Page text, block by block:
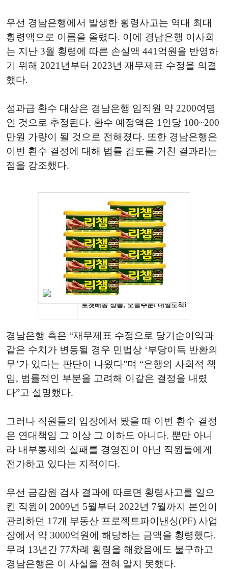
우선 경남은행에서 발생한 횡령사고는 역대 최대
횡령액으로 이름을 올렸다. 이에 경남은행 이사회
는 지난 3월 횡령에 따른 손실액 441억원을 반영하
기 위해 2021년부터 2023년 재무제표 수정을 의결
했다.
성과급 환수 대상은 경남은행 임직원 약 2200여명
인 것으로 추정된다. 환수 예정액은 1인당 100~200
만원 가량이 될 것으로 전해졌다. 또한 경남은행은
이번 환수 결정에 대해 법률 검토를 거친 결과라는
점을 강조했다.
경남은행 측은 “재무제표 수정으로 당기순이익과
같은 수치가 변동될 경우 민법상 ‘부당이득 반환의
무’가 있다는 판단이 나왔다”며 “은행의 사회적 책
임, 법률적인 부분을 고려해 이같은 결정을 내렸
다”고 설명했다.
그러나 직원들의 입장에서 봤을 때 이번 환수 결정
은 연대책임 그 이상 그 이하도 아니다. 뿐만 아니
라 내부통제의 실패를 경영진이 아닌 직원들에게
전가하고 있다는 지적이다.
우선 금감원 검사 결과에 따르면 횡령사고를 일으
킨 직원이 2009년 5월부터 2022년 7월까지 본인이
관리하던 17개 부동산 프로젝트파이낸싱(PF) 사업
장에서 약 3000억원에 해당하는 금액을 횡령했다.
무려 13년간 77차례 횡령을 해왔음에도 불구하고
경남은행은 이 사실을 전혀 알지 못했다.